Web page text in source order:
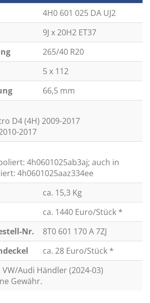
4H0 601 025 DA UJ2
9J x 20H2 ET37
265/40 R20
5 x 112
66,5 mm
D4 (4H) 2009-2017
2017
4h0601025ab3aj; auch in
4h0601025aaz334ee
ca. 15,3 Kg
ca. 1440 Euro/Stück *
Nr.
8T0 601 170 A 7ZJ
ca. 28 Euro/Stück *
Audi Händler (2024-03)
Gewähr.